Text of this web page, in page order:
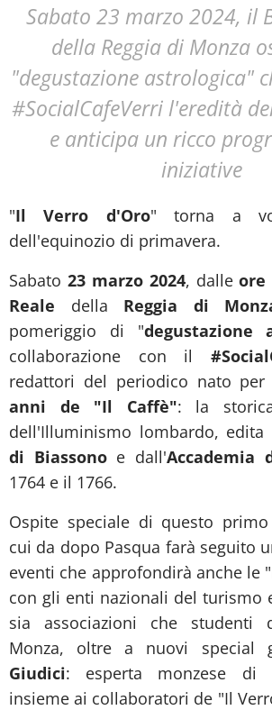
Sabato 23 marzo 2024, il
della Reggia di Monza
"degustazione astrologica"
#SocialCafeVerri l'eredità
e anticipa un ricco
iniziative
"Il Verro d'Oro" torna a
dell'equinozio di primavera.
Sabato 23 marzo 2024, dalleore
Reale della Reggia di
pomeriggio di "degustazione
collaborazione con il
redattori del periodico nato per
anni de "Il Caffè": la
dell'Illuminismo lombardo, edita
di Biassonoe dall'Accademia
1764 e il 1766.
Ospite speciale di questo
cui da dopo Pasqua farà seguito
eventi che approfondirà anche le "
con gli enti nazionali del turismo
sia associazioni che studenti
Monza, oltre a nuovi special
Giudici: esperta monzese di
insieme ai collaboratori de "Il